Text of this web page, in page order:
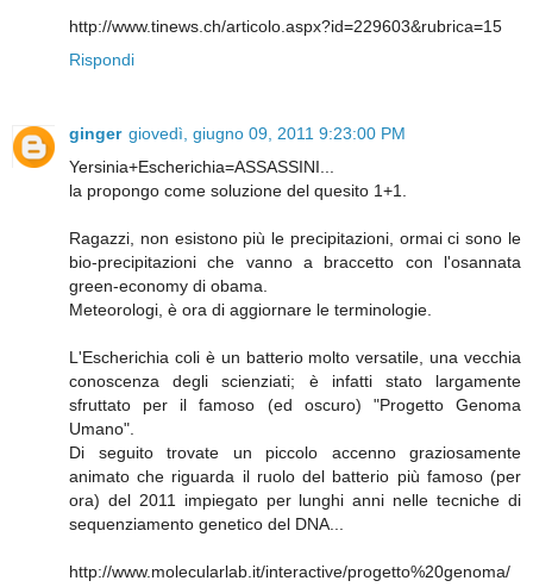
http://www.tinews.ch/articolo.aspx?id=229603&rubrica=15
Rispondi
ginger giovedì, giugno 09, 2011 9:23:00 PM
Yersinia+Escherichia=ASSASSINI...
la propongo come soluzione del quesito 1+1.
Ragazzi, non esistono più le precipitazioni, ormai ci sono le
bio-precipitazioni che vanno a braccetto con l'osannata
green-economy di obama.
Meteorologi, è ora di aggiornare le terminologie.
L'Escherichia coli è un batterio molto versatile, una vecchia
conoscenza degli scienziati; è infatti stato largamente
sfruttato per il famoso (ed oscuro) "Progetto Genoma
Umano".
Di seguito trovate un piccolo accenno graziosamente
animato che riguarda il ruolo del batterio più famoso (per
ora) del 2011 impiegato per lunghi anni nelle tecniche di
sequenziamento genetico del DNA...
http://www.molecularlab.it/interactive/progetto%20genoma/